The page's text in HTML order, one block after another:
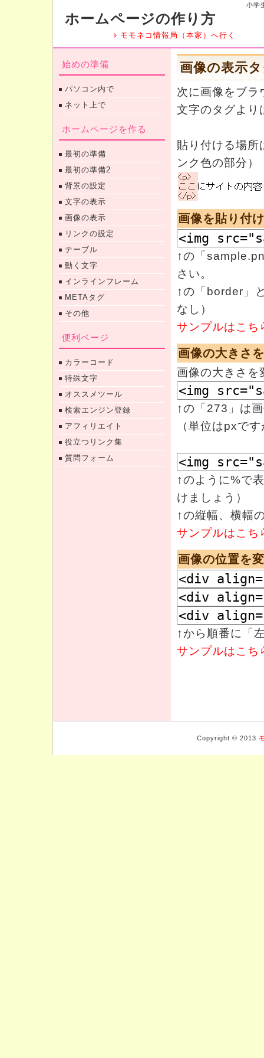
小学
ホームページの作り方
モモネコ情報局（本家）へ行く
画像の表示
次に画像をブラ
文字のタグより
貼り付ける場
ンク色の部分）
画像を貼り付
↑の「
さい。
↑の「border」
なし）
サンプルはこち
画像の大きさ
画像の大きさを
↑の「273」は
（単位はpxで
↑のように%で
けましょう）
↑の縦幅、横幅
サンプルはこち
画像の位置を
↑から順番に「
サンプルはこち
始めの準備
パソコン内で
ネット上で
ホームページを作る
最初の準備
最初の準備2
背景の設定
文字の表示
画像の表示
リンクの設定
テーブル
動く文字
インラインフレーム
METAタグ
その他
便利ページ
カラーコード
特殊文字
オススメツール
検索エンジン登録
アフィリエイト
役立つリンク集
質問フォーム
Copyright © 2013